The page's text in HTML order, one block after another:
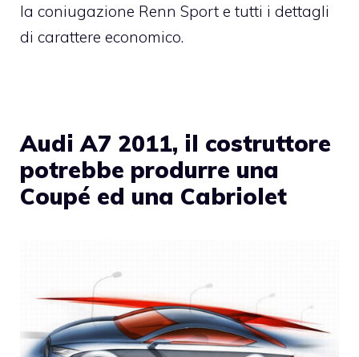
la coniugazione Renn Sport e tutti i dettagli
di carattere economico.
Audi A7 2011, il costruttore
potrebbe produrre una
Coupé ed una Cabriolet